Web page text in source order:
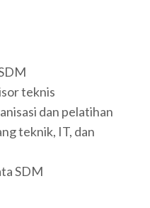
teknis
dan pelatihan
teknik, IT, dan
SDM